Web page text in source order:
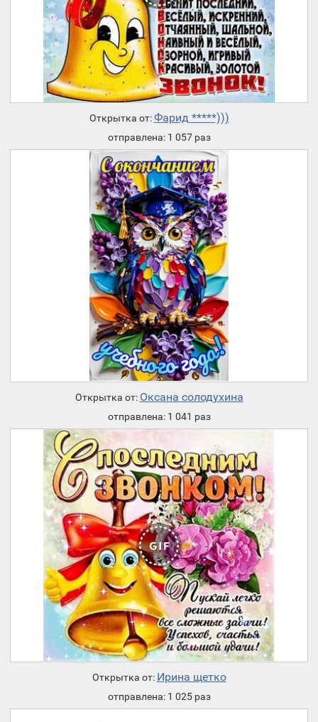
Открытка от:Фарид *****)))
отправлена: 1 057 раз
Открытка от: Оксана солодухина
отправлена: 1 041 раз
Открытка от: Ирина щетко
отправлена: 1 025 раз